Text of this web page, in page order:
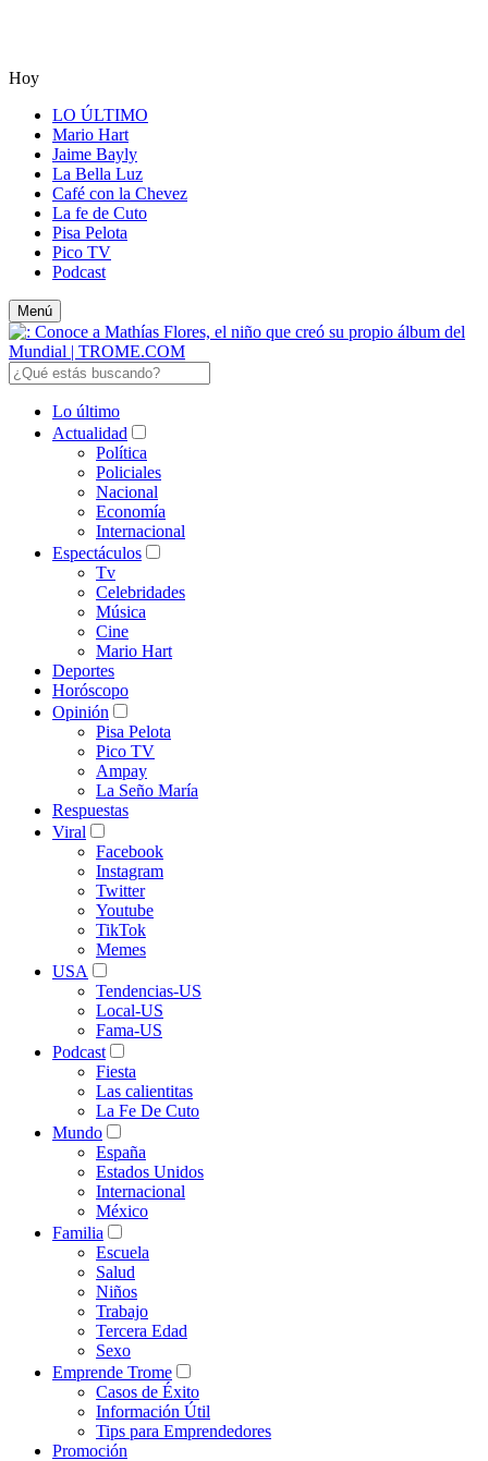
Hoy
LO ÚLTIMO
Mario Hart
Jaime Bayly
La Bella Luz
Café con la Chevez
La fe de Cuto
Pisa Pelota
Pico TV
Podcast
Menú
Lo último
Actualidad
Política
Policiales
Nacional
Economía
Internacional
Espectáculos
Tv
Celebridades
Música
Cine
Mario Hart
Deportes
Horóscopo
Opinión
Pisa Pelota
Pico TV
Ampay
La Seño María
Respuestas
Viral
Facebook
Instagram
Twitter
Youtube
TikTok
Memes
USA
Tendencias-US
Local-US
Fama-US
Podcast
Fiesta
Las calientitas
La Fe De Cuto
Mundo
España
Estados Unidos
Internacional
México
Familia
Escuela
Salud
Niños
Trabajo
Tercera Edad
Sexo
Emprende Trome
Casos de Éxito
Información Útil
Tips para Emprendedores
Promoción